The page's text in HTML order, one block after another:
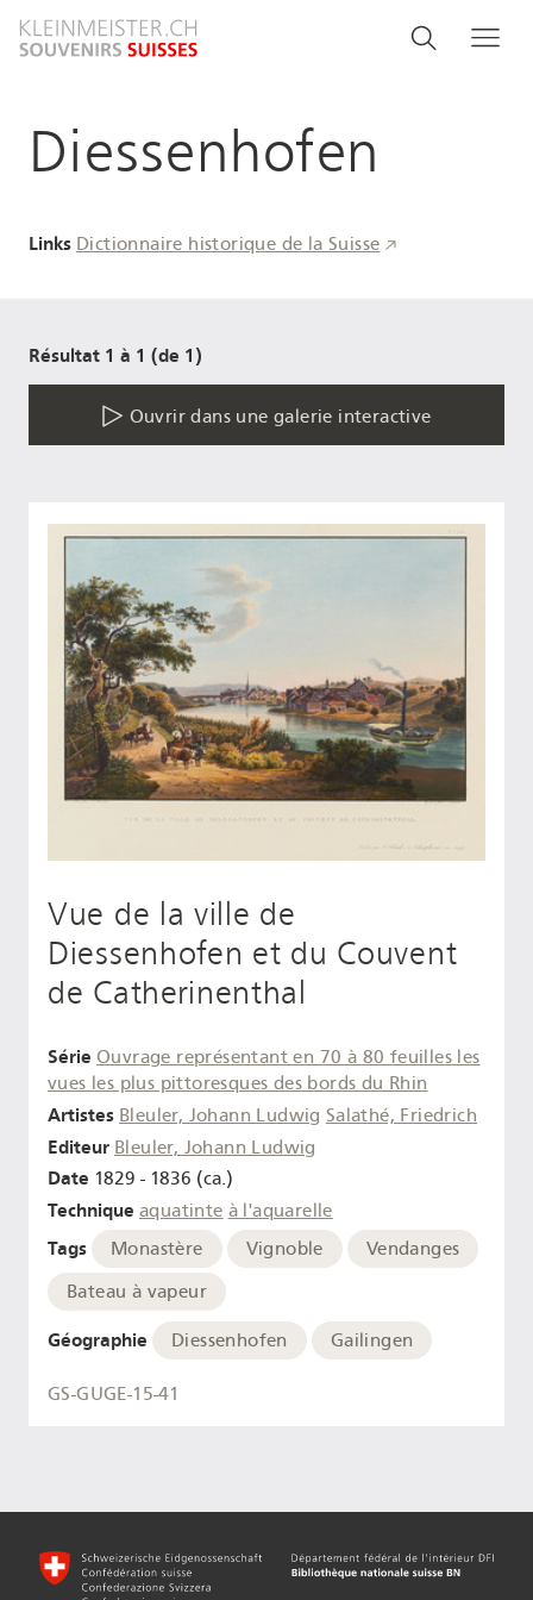
au
Search
Rechercher
Diessenhofen
Links Dictionnaire historique de la Suisse
Résultat 1 à 1 (de 1)
Ouvrir dans une galerie interactive
Vue de la ville de
Diessenhofen et du Couvent
de Catherinenthal
Série Ouvrage représentant en 70 à 80 feuilles les
vues les plus pittoresques des bords du Rhin
Artistes Bleuler, Johann Ludwig Salathé, Friedrich
Editeur Bleuler, Johann Ludwig
Date 1829 - 1836 (ca.)
Technique aquatinte à l'aquarelle
Tags Monastère Vignoble
Vendanges
Bateau à vapeur
Géographie Diessenhofen Gailingen
GS-GUGE-15-41